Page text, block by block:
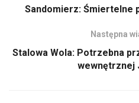
Sandomierz:
Następna
Stalowa Wola: Potrzebna
wewnętrznej